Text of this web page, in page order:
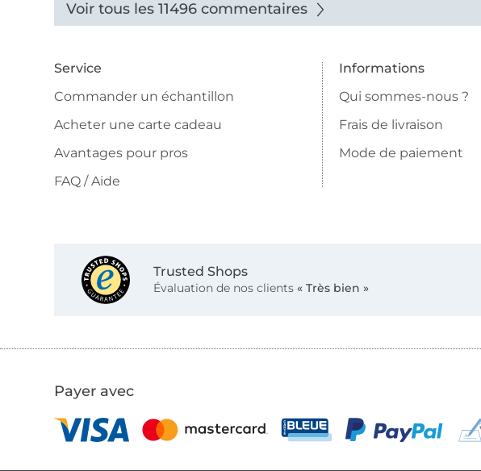
Voir tous les 11496 commentaires
Service
Commander un échantillon
Acheter une carte cadeau
Avantages pour pros
FAQ / Aide
Informations
Qui sommes-nous ?
Frais de livraison
Mode de paiement
Trusted Shops
Évaluation de nos clients « Très bien »
Payer avec